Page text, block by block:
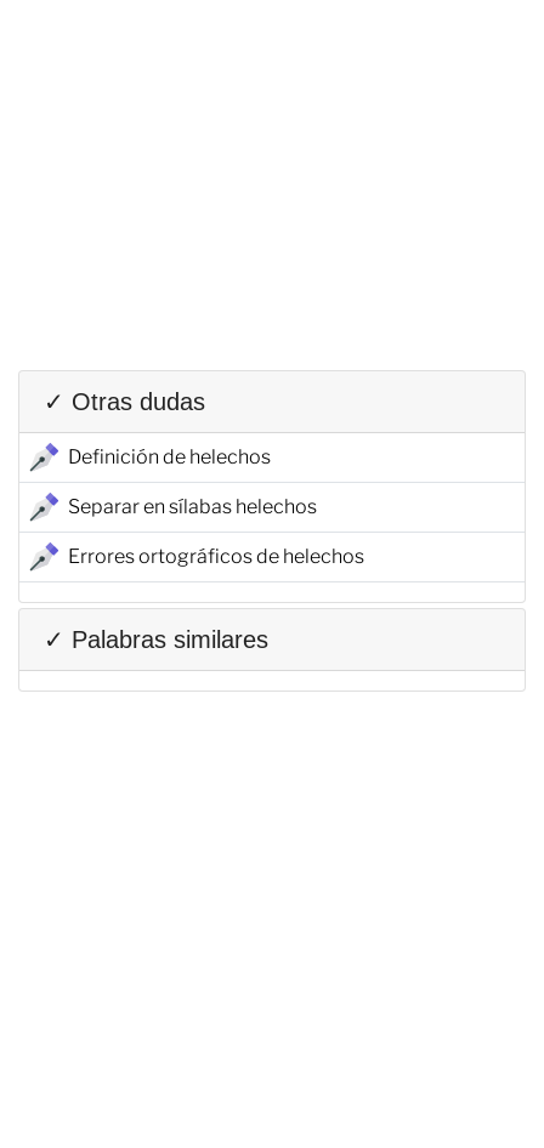
✓ Otras dudas
Definición de helechos
Separar en sílabas helechos
Errores ortográficos de helechos
✓ Palabras similares